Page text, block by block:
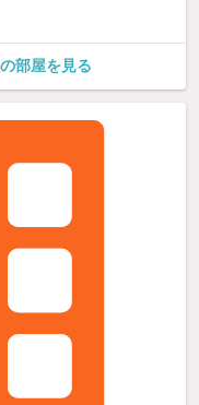
部屋を見る